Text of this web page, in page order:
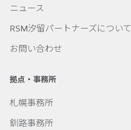
ニュース
RSM汐留パートナーズについて
お問い合わせ
拠点・事務所
札幌事務所
釧路事務所